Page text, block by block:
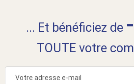
... Et bénéficiez de
TOUTE votre